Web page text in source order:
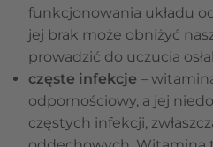
funkcjonowania układu
jej brak może obniżyć
prowadzić do uczucia
częste infekcje –
odpornościowy, a jej
częstych infekcji,